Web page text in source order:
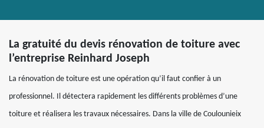
La gratuité du devis rénovation de toiture avec
l’entreprise Reinhard Joseph
La rénovation de toiture est une opération qu’il faut confier à un
professionnel. Il détectera rapidement les différents problèmes d’une
toiture et réalisera les travaux nécessaires. Dans la ville de Coulounieix